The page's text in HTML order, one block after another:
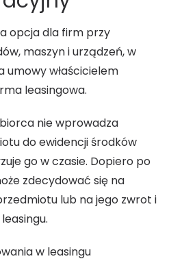
opcja dla firm przy
maszyn i urządzeń, w
umowy właścicielem
leasingowa.
nie wprowadza
do ewidencji środków
go w czasie. Dopiero po
zdecydować się na
lub na jego zwrot i
w leasingu